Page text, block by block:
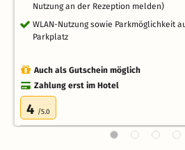
Nutzung an der Rezeption melden)
WLAN-Nutzung sowie Parkmöglichkeit
Parkplatz
Auch als Gutschein möglich
Zahlung erst im Hotel
4 /5.0